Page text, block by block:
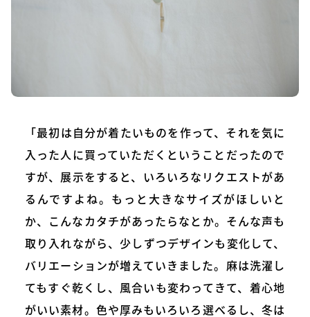
「最初は自分が着たいものを作って、それを気に
入った人に買っていただくということだったので
すが、展示をすると、いろいろなリクエストがあ
るんですよね。もっと大きなサイズがほしいと
か、こんなカタチがあったらなとか。そんな声も
取り入れながら、少しずつデザインも変化して、
バリエーションが増えていきました。麻は洗濯し
てもすぐ乾くし、風合いも変わってきて、着心地
がいい素材。色や厚みもいろいろ選べるし、冬は